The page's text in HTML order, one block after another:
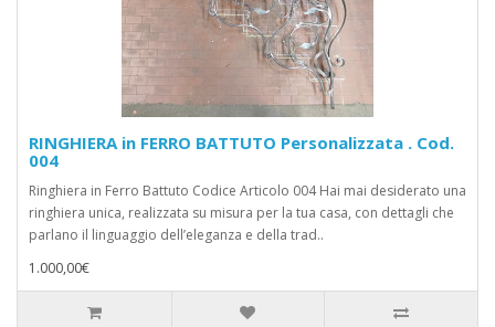
RINGHIERA in FERRO BATTUTO Personalizzata . Cod.
004
Ringhiera in Ferro Battuto Codice Articolo 004 Hai mai desiderato una
ringhiera unica, realizzata su misura per la tua casa, con dettagli che
parlano il linguaggio dell’eleganza e della trad..
1.000,00€